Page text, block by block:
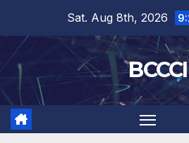
content
Sat. Aug 8th, 2026
BCCCI